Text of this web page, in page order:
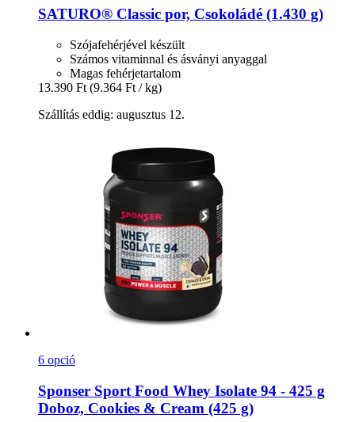
SATURO® Classic por, Csokoládé (1.430 g)
Szójafehérjével készült
Számos vitaminnal és ásványi anyaggal
Magas fehérjetartalom
13.390 Ft (9.364 Ft / kg)
Szállítás eddig: augusztus 12.
6 opció
Sponser Sport Food Whey Isolate 94 -​ 425 g
Doboz, Cookies & Cream (425 g)